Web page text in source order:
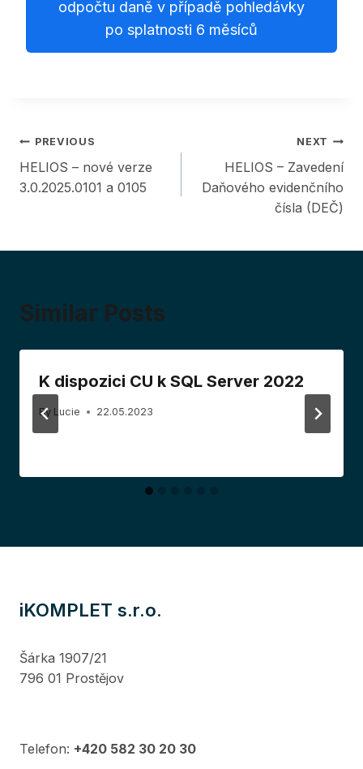
odpočtu daně v případě pohledávky
po splatnosti 6 měsíců
Post
navigation
PREVIOUS
HELIOS – nové verze
3.0.2025.0101 a 0105
NEXT
HELIOS – Zavedení
Daňového evidenčního
čísla (DEČ)
Similar Posts
K dispozici CU k SQL Server 2022
By Lucie 22.05.2023
iKOMPLET s.r.o.
Šárka 1907/21
796 01 Prostějov
Telefon: +420 582 30 20 30